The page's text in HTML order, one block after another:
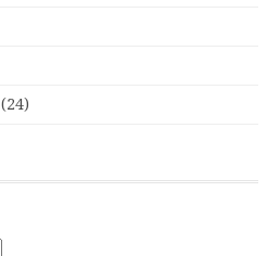
(24)